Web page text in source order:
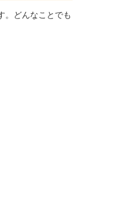
。どんなことでも